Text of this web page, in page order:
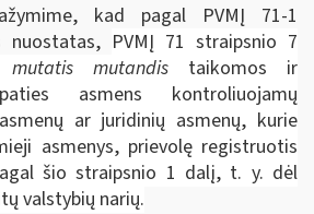
kad pagal PVMĮ 71-1
nuostatas, PVMĮ 71 straipsnio 7
mutatis mutandis taikomos ir
asmens kontroliuojamų
ar juridinių asmenų, kurie
asmenys, prievolę registruotis
šio straipsnio 1 dalį, t. y. dėl
valstybių narių.